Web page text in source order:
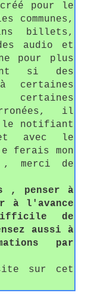
pour le
communes,
billets,
audio et
pour plus
si des
certaines
il
le notifiant
avec le
ferais mon
, merci de
, penser à
à l'avance
de
aussi à
par
sur cet